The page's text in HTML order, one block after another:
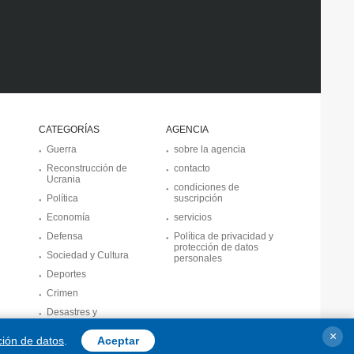
CATEGORÍAS
Guerra
Reconstrucción de
Ucrania
Política
Economía
Defensa
Sociedad y Cultura
Deportes
Crimen
Desastres y
AGENCIA
sobre la agencia
contacto
condiciones de
suscripción
servicios
Política de privacidad y
protección de datos
personales
de datos Aceptar ×